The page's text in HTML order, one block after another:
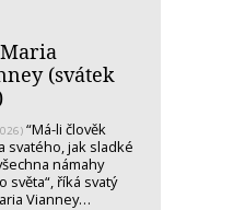
(svátek
“Má-li člověk
svatého, jak sladké
námahy
světa“, říká svatý
Vianney…